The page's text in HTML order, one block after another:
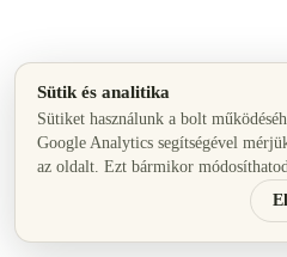
Sütik és analitika
Sütiket használunk a bolt
Google Analytics segítségével
az oldalt. Ezt bármikor